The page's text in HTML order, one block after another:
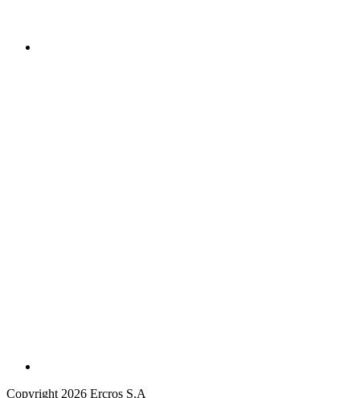
Copyright 2026 Ercros S.A